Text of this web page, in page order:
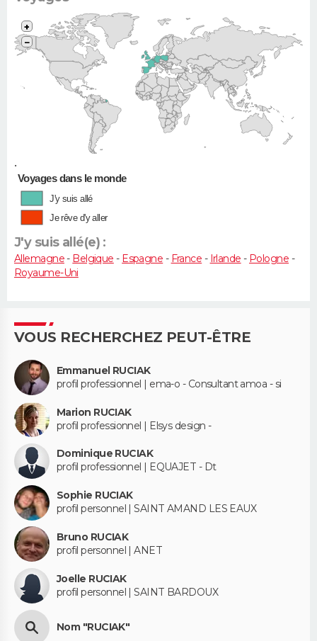
•
+
−
Voyages dans le monde
J'y suis allé
Je rêve d'y aller
J'y suis allé(e) :
Allemagne- Belgique - Espagne - France - Irlande - Pologne -
Royaume-Uni
VOUS RECHERCHEZ PEUT-ÊTRE
Emmanuel RUCIAK
profil professionnel | ema-o - Consultant amoa - si
Marion RUCIAK
profil professionnel | Elsys design -
Dominique RUCIAK
profil professionnel | EQUAJET - Dt
Sophie RUCIAK
profil personnel | SAINT AMAND LES EAUX
Bruno RUCIAK
profil personnel | ANET
Joelle RUCIAK
profil personnel | SAINT BARDOUX
Nom "RUCIAK"